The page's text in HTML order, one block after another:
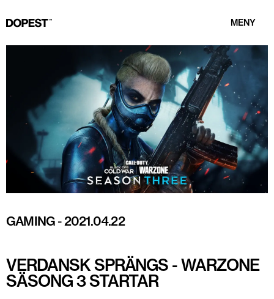
MENY
GAMING - 2021.04.22
VERDANSK SPRÄNGS - WARZONE
SÄSONG 3 STARTAR